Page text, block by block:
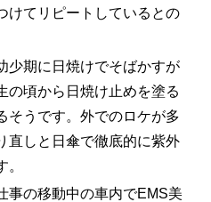
けてリピートしているとの
少期に日焼けでそばかすが
の頃から日焼け止めを塗る
そうです。外でのロケが多
直しと日傘で徹底的に紫外
事の移動中の車内でEMS美